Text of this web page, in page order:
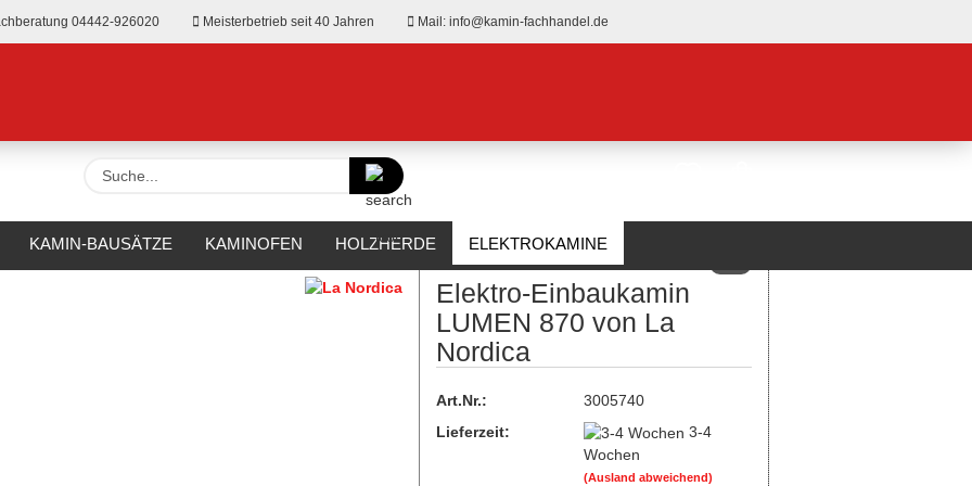
04442-926020 Meisterbetrieb seit 40 Jahren Mail: info@kamin-fachhandel.de
Suche...
KAMIN-BAUSÄTZE KAMINOFEN HOLZHERDE ELEKTROKAMINE
HERSTELLER %SALE% ÜBER UNS
Elektro-Einbaukamin
LUMEN 870 von La
Nordica
Art.Nr.:
3005740
Lieferzeit:
3-4
Wochen
(Ausland abweichend)